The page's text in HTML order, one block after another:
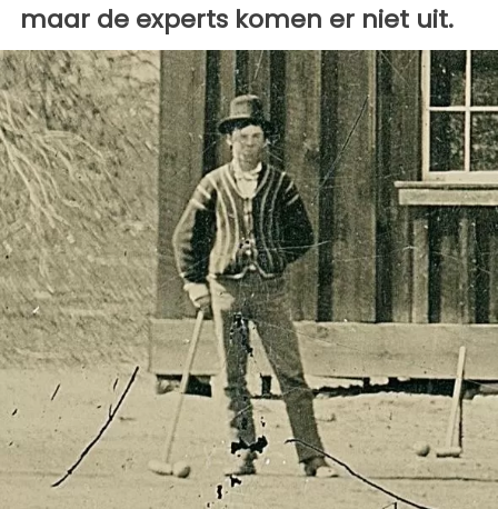
maar de experts komen er niet uit.